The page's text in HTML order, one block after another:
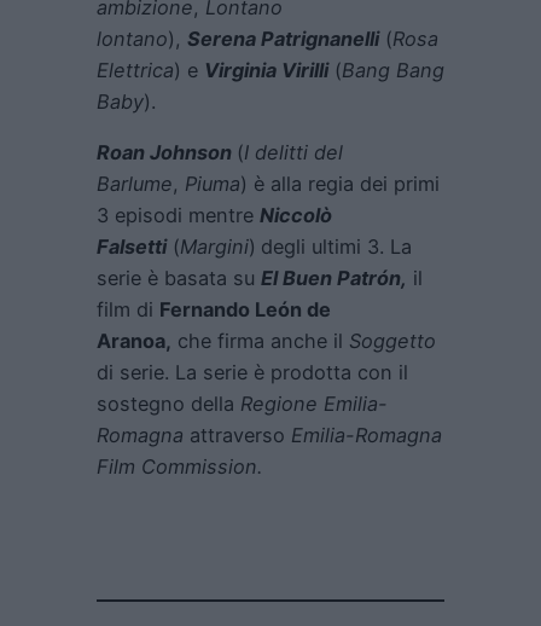
ambizione, Lontano
lontano), Serena Patrignanelli(Rosa
Elettrica) e Virginia Virilli(Bang Bang
Baby).
Roan Johnson (I delitti del
Barlume, Piuma) è alla regia dei primi
3 episodi mentre Niccolò
Falsetti(Margini) degli ultimi 3. La
serie è basata su El Buen Patrón, il
film di Fernando León de
Aranoa, che firma anche il Soggetto
di serie. La serie è prodotta con il
sostegno della Regione Emilia-
Romagna attraverso Emilia-Romagna
Film Commission.